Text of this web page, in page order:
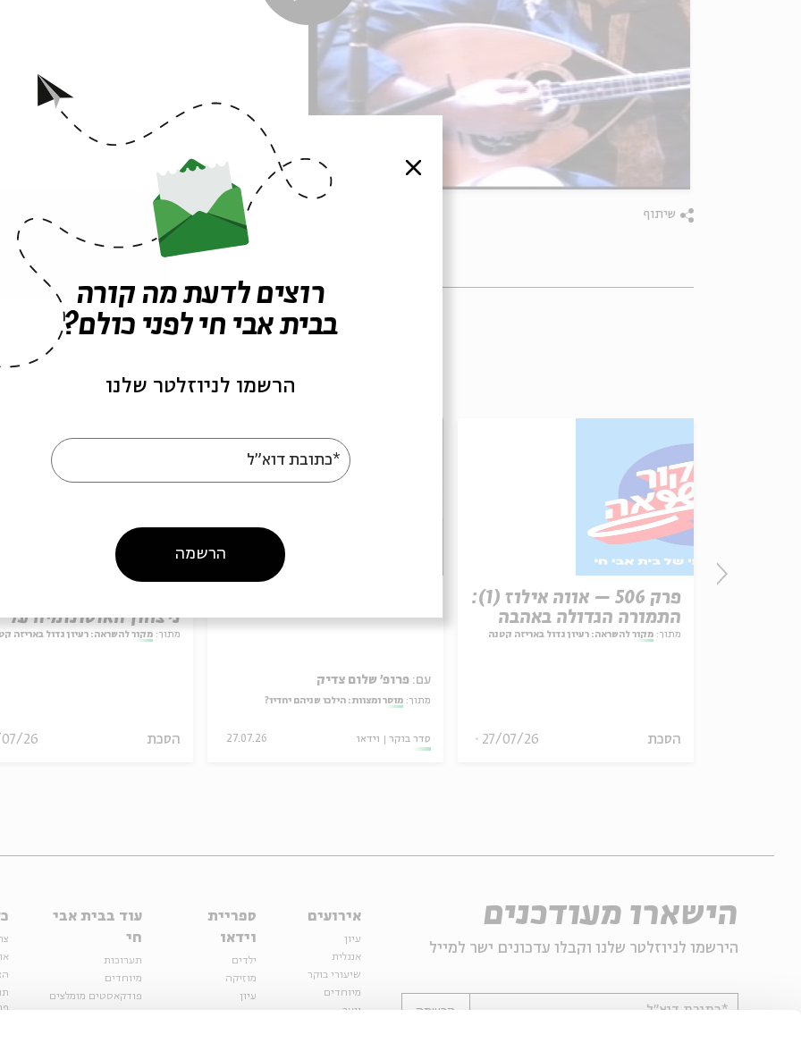
שיתוף
ניצחון האוטונומיה על
המחויבות
מתוך: מקור להשראה: רעיון גדול באריזה
הסכת 26
עם: פרופ' שלום צדיק
מתוך: מוסר ומצוות: הילכו שניהם יחדיו?
סדר בוקר וידאו 27.07.26
פרק 506 – אווה אילוז (1):
התמורה הגדולה באהבה
מתוך: מקור להשראה: רעיון גדול באריזה קטנה
הסכת 27/07/26
הישארו מעודכנים
הירשמו לניוזלטר שלנו וקבלו עדכונים ישר למייל
*כתובת דוא"ל הרשמה
אירועים
עיון
אנגלית
שיעורי בוקר
מיוחדים
נוער
ספריית
וידאו
ילדים
מוזיקה
עיון
עוד בבית אבי
חי
תערוכות
מיוחדים
פודקאסטים מומלצים
סגור
רוצים לדעת מה קורה
בבית אבי חי לפני כולם?
הרשמו לניוזלטר שלנו
*כתובת דוא"ל
הרשמה